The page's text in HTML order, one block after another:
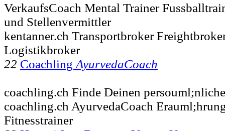
VerkaufsCoach Mental Trainer
und Stellenvermittler
kentanner.ch Transportbroker
Logistikbroker
22 Coachling AyurvedaCoach
coachling.ch Finde Deinen
coachling.ch AyurvedaCoach
Fitnesstrainer